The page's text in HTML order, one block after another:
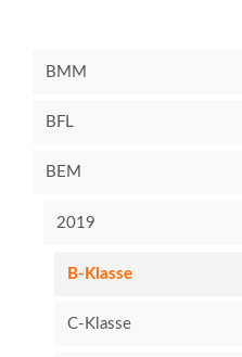
BMM
BFL
BEM
2019
B-Klasse
C-Klasse